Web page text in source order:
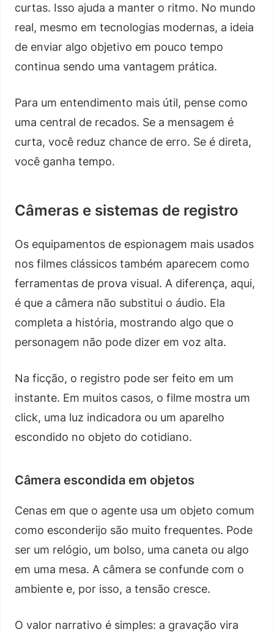
curtas. Isso ajuda a manter o ritmo. No mundo
real, mesmo em tecnologias modernas, a ideia
de enviar algo objetivo em pouco tempo
continua sendo uma vantagem prática.
Para um entendimento mais útil, pense como
uma central de recados. Se a mensagem é
curta, você reduz chance de erro. Se é direta,
você ganha tempo.
Câmeras e sistemas de registro
Os equipamentos de espionagem mais usados
nos filmes clássicos também aparecem como
ferramentas de prova visual. A diferença, aqui,
é que a câmera não substitui o áudio. Ela
completa a história, mostrando algo que o
personagem não pode dizer em voz alta.
Na ficção, o registro pode ser feito em um
instante. Em muitos casos, o filme mostra um
click, uma luz indicadora ou um aparelho
escondido no objeto do cotidiano.
Câmera escondida em objetos
Cenas em que o agente usa um objeto comum
como esconderijo são muito frequentes. Pode
ser um relógio, um bolso, uma caneta ou algo
em uma mesa. A câmera se confunde com o
ambiente e, por isso, a tensão cresce.
O valor narrativo é simples: a gravação vira